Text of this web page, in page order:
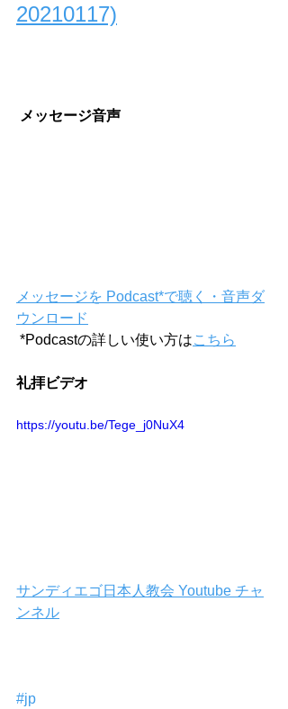
20210117)
メッセージ音声
メッセージを Podcast*で聴く・音声ダ
ウンロード
*Podcastの詳しい使い方はこちら
礼拝ビデオ
https://youtu.be/Tege_j0NuX4
サンディエゴ日本人教会 Youtube チャ
ンネル
#jp